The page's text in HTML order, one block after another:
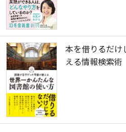
本を借りるだ
える情報検索術